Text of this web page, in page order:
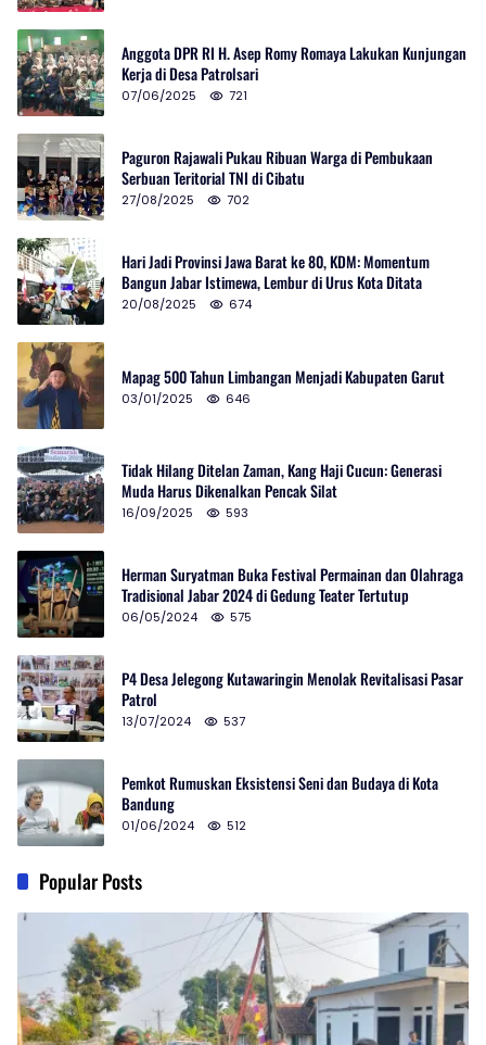
Anggota DPR RI H. Asep Romy Romaya Lakukan Kunjungan
Kerja di Desa Patrolsari
07/06/2025 721
Paguron Rajawali Pukau Ribuan Warga di Pembukaan
Serbuan Teritorial TNI di Cibatu
27/08/2025 702
Hari Jadi Provinsi Jawa Barat ke 80, KDM: Momentum
Bangun Jabar Istimewa, Lembur di Urus Kota Ditata
20/08/2025 674
Mapag 500 Tahun Limbangan Menjadi Kabupaten Garut
03/01/2025 646
Tidak Hilang Ditelan Zaman, Kang Haji Cucun: Generasi
Muda Harus Dikenalkan Pencak Silat
16/09/2025 593
Herman Suryatman Buka Festival Permainan dan Olahraga
Tradisional Jabar 2024 di Gedung Teater Tertutup
06/05/2024 575
P4 Desa Jelegong Kutawaringin Menolak Revitalisasi Pasar
Patrol
13/07/2024 537
Pemkot Rumuskan Eksistensi Seni dan Budaya di Kota
Bandung
01/06/2024 512
Popular Posts